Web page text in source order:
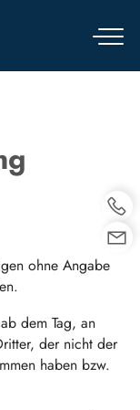
ohne Angabe
dem Tag, an
der nicht der
haben bzw.